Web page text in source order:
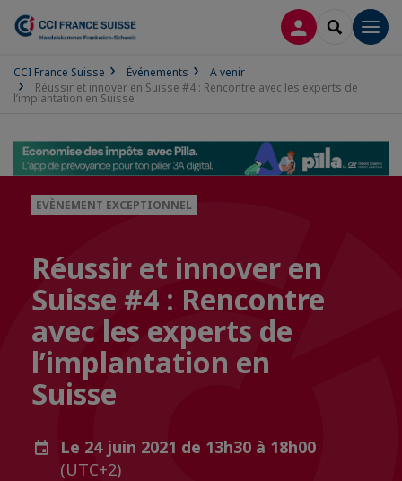
CONNEXION
CCI France Suisse Événements
A venir
Réussir et innover en Suisse #4 : Rencontre avec les experts de
l’implantation en Suisse
EVÈNEMENT EXCEPTIONNEL
Réussir et innover en
Suisse #4 : Rencontre
avec les experts de
l’implantation en
Suisse
Le 24 juin 2021 de 13h30 à 18h00
(UTC+2)